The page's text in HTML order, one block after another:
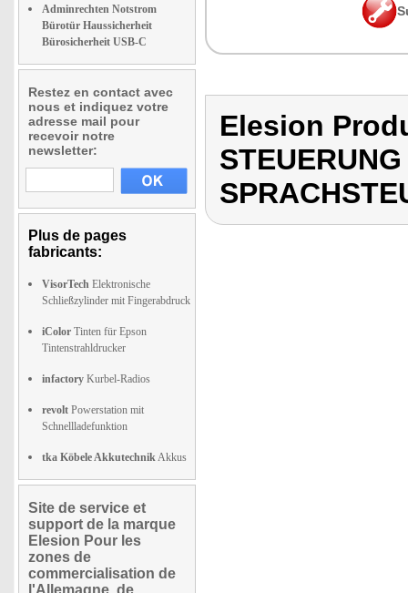
Adminrechten Notstrom
Bürotür Haussicherheit
Bürosicherheit USB-C
Restez en contact avec
nous et indiquez votre
adresse mail pour
recevoir notre
newsletter:
Plus de pages
fabricants:
VisorTech Elektronische
Schließzylinder mit Fingerabdruck
iColor Tinten für Epson
Tintenstrahldrucker
infactory Kurbel-Radios
revolt Powerstation mit
Schnellladefunktion
tka Köbele AkkutechnikAkkus
Site de service et
support de la marque
Elesion Pour les
zones de
commercialisation de
l'Allemagne, de
Elesion